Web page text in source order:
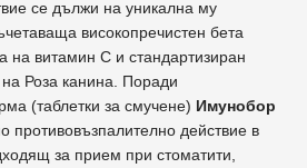
се дължи на уникална му
високопречистен бета
на витамин С и стандартизиран
на Роза канина. Поради
(таблетки за смучене) Имунобор
противовъзпалително действие в
за прием при стоматити,